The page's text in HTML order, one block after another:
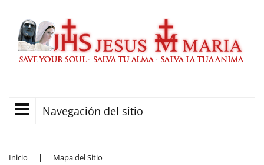
Navegación del sitio
Inicio | Mapa del Sitio